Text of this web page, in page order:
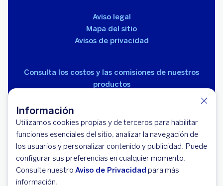
Información
Utilizamos cookies propias y de terceros para habilitar
funciones esenciales del sitio, analizar la navegación de
los usuarios y personalizar contenido y publicidad. Puede
configurar sus preferencias en cualquier momento.
Consulte nuestro Aviso de Privacidad para más
información.
Aviso legal
Mapa del sitio
Avisos de privacidad
Consulta los costos y las comisiones de nuestros
productos
© 2026 BBVA México, S.A., Institución de Banca
Múltiple, Grupo Financiero BBVA México. Avenida Paseo
de la Reforma 510, colonia Juárez, código postal 06600,